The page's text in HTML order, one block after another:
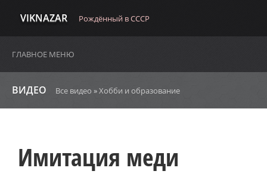
VIKNAZAR Рождённый в СССР
ГЛАВНОЕ МЕНЮ
ВИДЕО Все видео »Хобби и образование
Имитация меди